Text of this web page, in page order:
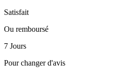
Satisfait
Ou remboursé
7 Jours
Pour changer d'avis